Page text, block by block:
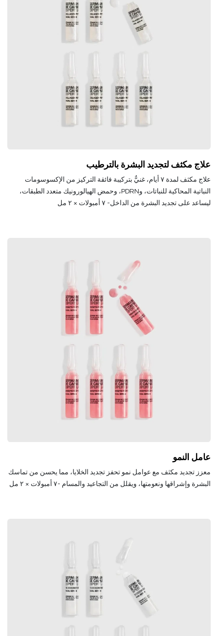
علاج مكثف لتجديد البشرة بالترطيب
علاج مكثف لمدة ٧ أيام، غنيٌّ بتركيبة فائقة التركيز من الإكسوسومات
النباتية المحاكية للنباتات، وPDRN، وحمض الهيالورونيك متعدد الطبقات،
ليساعد على تجديد البشرة من الداخل- ٧ أمبولات × ٢ مل
عامل النمو
معزز تجديد مكثف مع عوامل نمو تحفز تجديد الخلايا، مما يحسن من تماسك
البشرة وإشراقها ونعومتها، ويقلل من التجاعيد والمسام -٧ أمبولات × ٢ مل